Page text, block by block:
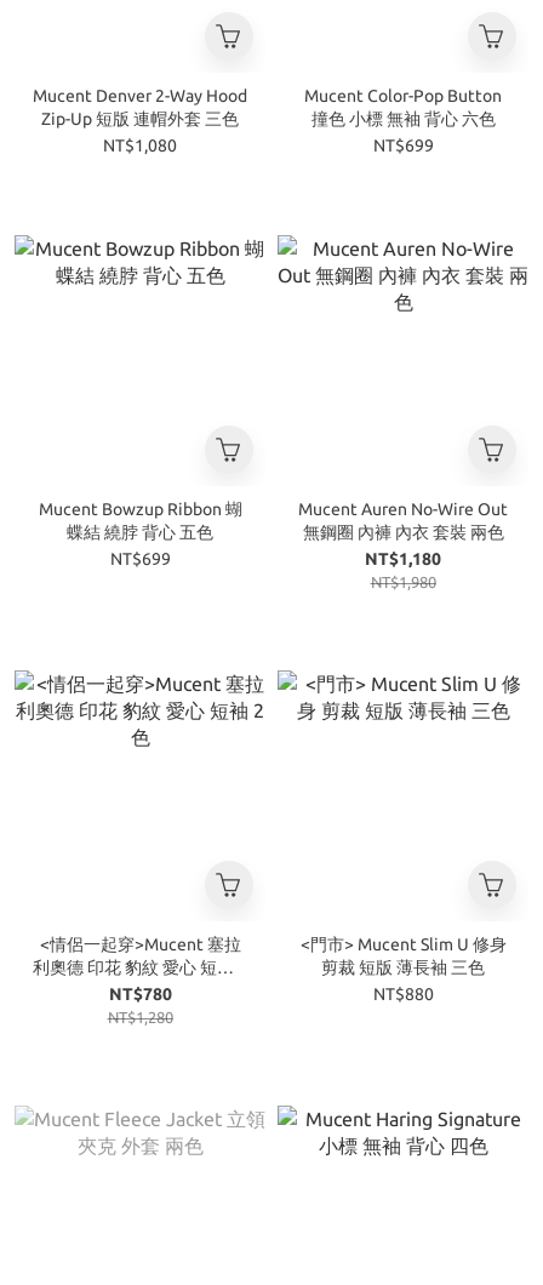
Mucent Denver 2-Way Hood
Zip-Up 短版 連帽外套 三色
NT$1,080
Mucent Color-Pop Button
撞色 小標 無袖 背心 六色
NT$699
Mucent Bowzup Ribbon 蝴
蝶結 繞脖 背心 五色
NT$699
Mucent Auren No-Wire Out
無鋼圈 內褲 內衣 套裝 兩色
NT$1,180
NT$1,980
<情侶一起穿>Mucent 塞拉
利奧德 印花 豹紋 愛心 短袖 2
色
NT$780
NT$1,280
<門市> Mucent Slim U 修身
剪裁 短版 薄長袖 三色
NT$880